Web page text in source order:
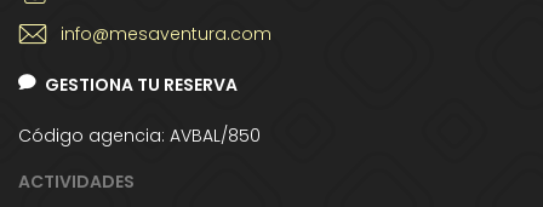
info@mesaventura.com
GESTIONA TU RESERVA
Código agencia: AVBAL/850
ACTIVIDADES